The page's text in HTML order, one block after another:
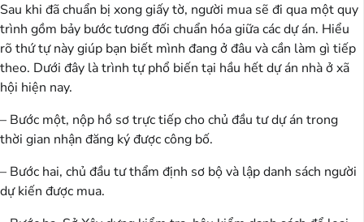
Sau khi đã chuẩn bị xong giấy tờ, người mua sẽ đi qua một quy
trình gồm bảy bước tương đối chuẩn hóa giữa các dự án. Hiểu
rõ thứ tự này giúp bạn biết mình đang ở đâu và cần làm gì tiếp
theo. Dưới đây là trình tự phổ biến tại hầu hết dự án nhà ở xã
hội hiện nay.
– Bước một, nộp hồ sơ trực tiếp cho chủ đầu tư dự án trong
thời gian nhận đăng ký được công bố.
– Bước hai, chủ đầu tư thẩm định sơ bộ và lập danh sách người
dự kiến được mua.